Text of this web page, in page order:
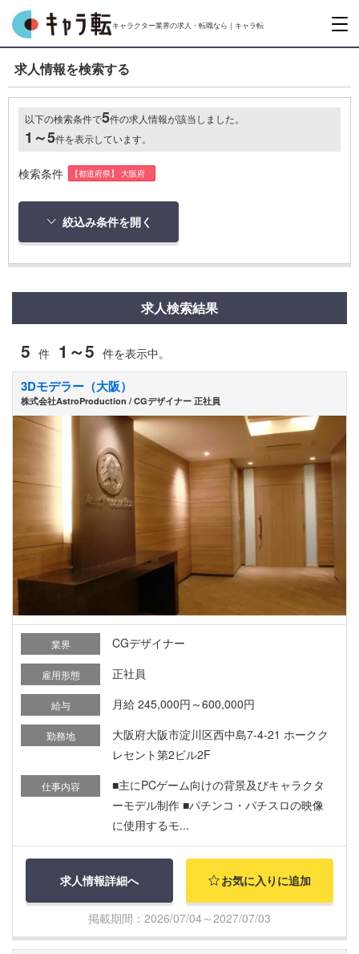
キャラクター業界の求人・転職なら｜キャラ転
求人情報を検索する
以下の検索条件で5件の求人情報が該当しました。
1～5件を表示しています。
検索条件 【都道府県】 大阪府
絞込み条件を開く
求人検索結果
5 件 1～5 件を表示中。
3Dモデラー（大阪）
株式会社AstroProduction / CGデザイナー 正社員
業界 CGデザイナー
雇用形態 正社員
給与 月給 245,000円～600,000円
勤務地
大阪府大阪市淀川区西中島7-4-21 ホークク
レセント第2ビル2F
仕事内容
■主にPCゲーム向けの背景及びキャラクタ
ーモデル制作 ■パチンコ・パチスロの映像
に使用するモ...
求人情報詳細へ お気に入りに追加
掲載期間：2026/07/04～2027/07/03